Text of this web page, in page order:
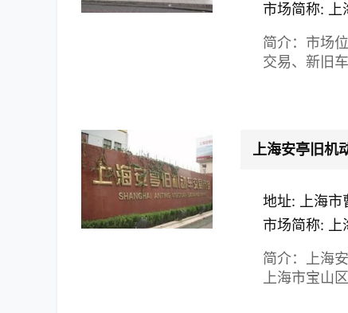
市场简称: 上
简介：市场
交易、新旧
上海安亭旧机
地址: 上海
市场简称: 上
简介：上海
上海市宝山